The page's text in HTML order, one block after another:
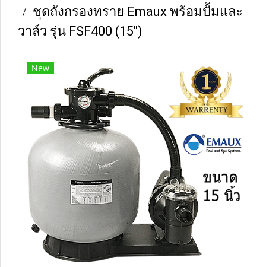
ชุดถังกรองทราย Emaux พร้อมปั้มและ
วาล์ว รุ่น FSF400 (15")
New